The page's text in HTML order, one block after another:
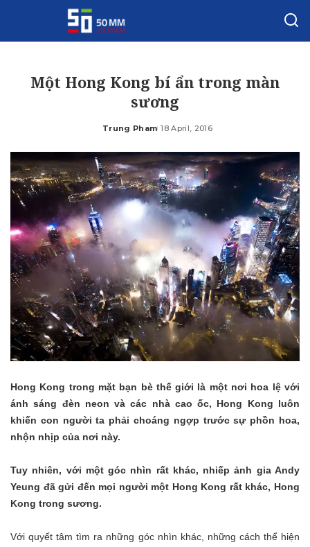
Một Hong Kong bí ẩn trong màn
sương
Posted
Trung Pham 18 April, 2016
Hong Kong trong mặt bạn bè thế giới là một nơi hoa lệ với
ánh sáng đèn neon và các nhà cao ốc, Hong Kong luôn
khiến con người ta phải choáng ngợp trước sự phồn hoa,
nhộn nhịp của nơi này.
Tuy nhiên, với một góc nhìn rất khác, nhiếp ảnh gia Andy
Yeung đã gửi đến mọi người một Hong Kong rất khác, Hong
Kong trong sương.
Với quyết tâm tìm ra những góc nhìn khác, những cách thể hiện